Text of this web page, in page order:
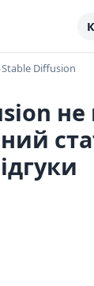
›Stable Diffusion
не